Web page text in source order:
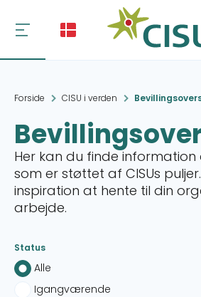
Forside CISU i verden
Her kan du finde information
som er støttet af CISUs
inspiration at hente til din
arbejde.
Status
Alle
Igangværende